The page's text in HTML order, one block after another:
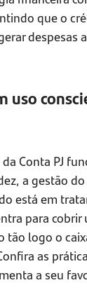
que o
despesas
uso
Conta PJ
a gestão
está em
para
tão logo o
as
a seu